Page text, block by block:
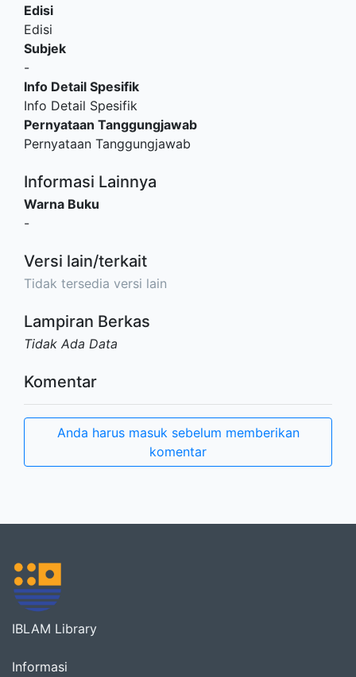
Edisi
Edisi
Subjek
-
Info Detail Spesifik
Info Detail Spesifik
Pernyataan Tanggungjawab
Pernyataan Tanggungjawab
Informasi Lainnya
Warna Buku
-
Versi lain/terkait
Tidak tersedia versi lain
Lampiran Berkas
Tidak Ada Data
Komentar
Anda harus masuk sebelum memberikan
komentar
IBLAM Library
Informasi